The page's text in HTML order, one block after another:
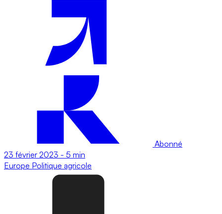
Abonné
23 février 2023 - 5 min
Europe Politique agricole